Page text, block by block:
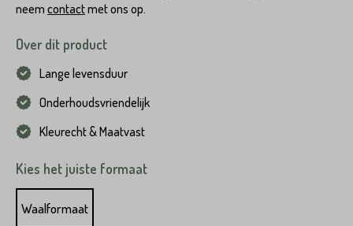
neem contactmet ons op.
Over dit product
Lange levensduur
Onderhoudsvriendelijk
Kleurecht & Maatvast
Kies het juiste formaat
Waalformaat